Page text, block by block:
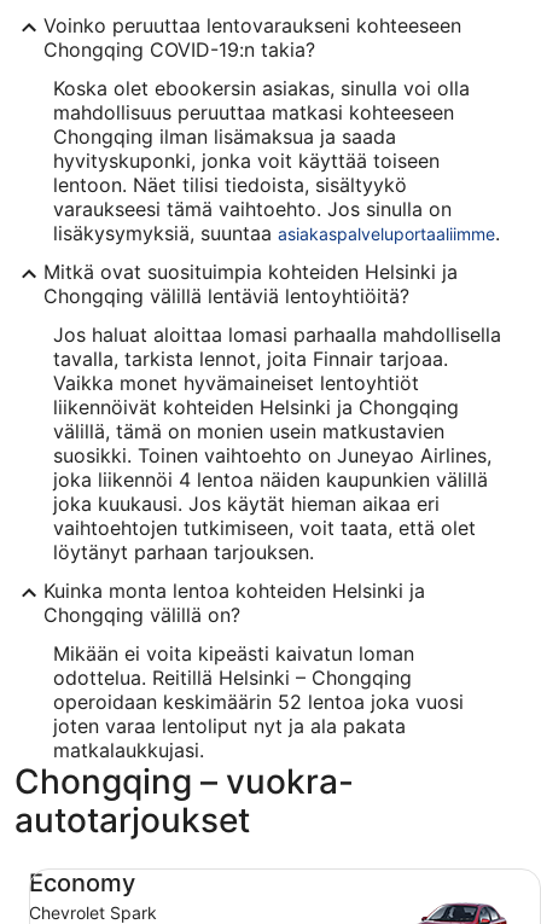
Voinko peruuttaa lentovaraukseni kohteeseen
Chongqing COVID-19:n takia?
Koska olet ebookersin asiakas, sinulla voi olla
mahdollisuus peruuttaa matkasi kohteeseen
Chongqing ilman lisämaksua ja saada
hyvityskuponki, jonka voit käyttää toiseen
lentoon. Näet tilisi tiedoista, sisältyykö
varaukseesi tämä vaihtoehto. Jos sinulla on
lisäkysymyksiä, suuntaa asiakaspalveluportaaliimme.
Mitkä ovat suosituimpia kohteiden Helsinki ja
Chongqing välillä lentäviä lentoyhtiöitä?
Jos haluat aloittaa lomasi parhaalla mahdollisella
tavalla, tarkista lennot, joita Finnair tarjoaa.
Vaikka monet hyvämaineiset lentoyhtiöt
liikennöivät kohteiden Helsinki ja Chongqing
välillä, tämä on monien usein matkustavien
suosikki. Toinen vaihtoehto on Juneyao Airlines,
joka liikennöi 4 lentoa näiden kaupunkien välillä
joka kuukausi. Jos käytät hieman aikaa eri
vaihtoehtojen tutkimiseen, voit taata, että olet
löytänyt parhaan tarjouksen.
Kuinka monta lentoa kohteiden Helsinki ja
Chongqing välillä on?
Mikään ei voita kipeästi kaivatun loman
odottelua. Reitillä Helsinki – Chongqing
operoidaan keskimäärin 52 lentoa joka vuosi
joten varaa lentoliput nyt ja ala pakata
matkalaukkujasi.
Chongqing – vuokra-
autotarjoukset
Economy
Chevrolet Spark
Economy Chevrolet Spark